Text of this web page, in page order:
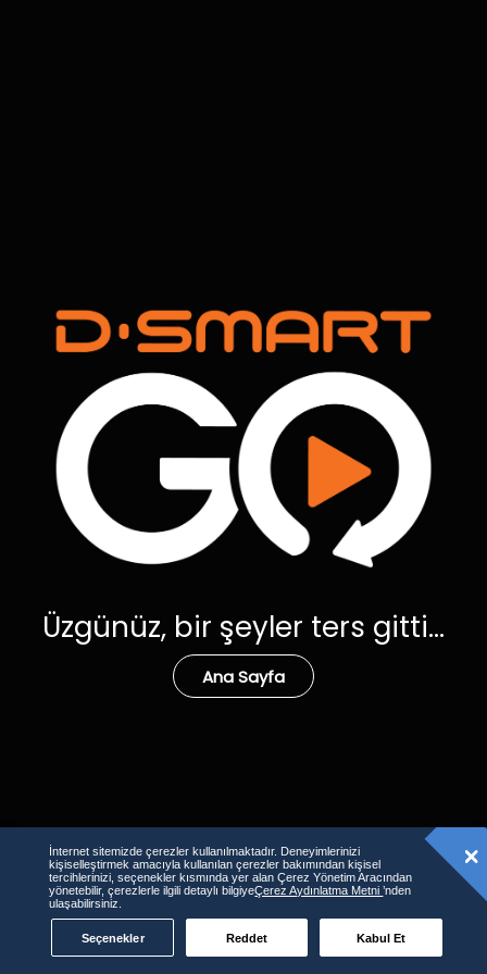
Üzgünüz, bir şeyler ters gitti...
Ana Sayfa
İnternet sitemizde çerezler kullanılmaktadır. Deneyimlerinizi
kişiselleştirmek amacıyla kullanılan çerezler bakımından kişisel
tercihlerinizi, seçenekler kısmında yer alan Çerez Yönetim Aracından
yönetebilir, çerezlerle ilgili detaylı bilgiyeÇerez Aydınlatma Metni’nden
ulaşabilirsiniz.
Seçenekler Reddet Kabul Et